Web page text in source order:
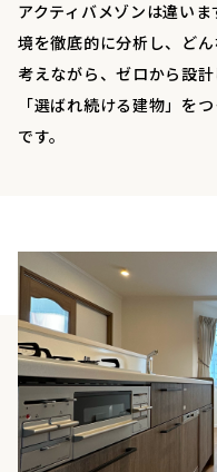
アクティバメゾンは違い
境を徹底的に分析し、ど
考えながら、ゼロから設計
「選ばれ続ける建物」を
です。